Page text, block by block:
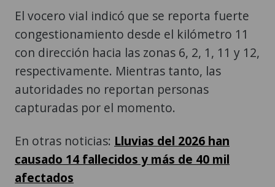
El vocero vial indicó que se reporta fuerte
congestionamiento desde el kilómetro 11
con dirección hacia las zonas 6, 2, 1, 11 y 12,
respectivamente. Mientras tanto, las
autoridades no reportan personas
capturadas por el momento.
En otras noticias: Lluvias del 2026 han
causado 14 fallecidos y más de 40 mil
afectados